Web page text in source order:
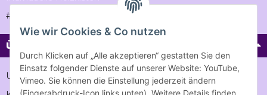
#Vintageholzkiste
Über Vintage-holzkiste
Unternehmen
Wie wir Cookies & Co nutzen
Durch Klicken auf „Alle akzeptieren“ gestatten Sie den
Einsatz folgender Dienste auf unserer Website: YouTube,
Vimeo. Sie können die Einstellung jederzeit ändern